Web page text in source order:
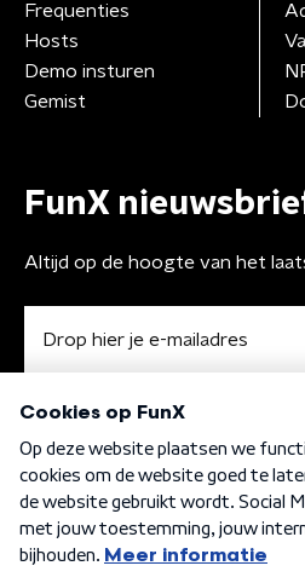
Frequenties
Hosts
Demo insturen
Gemist
FunX
Altijd op de hoogte van het
Algemene voorwaarden